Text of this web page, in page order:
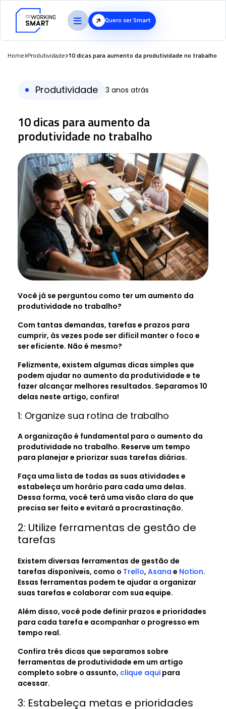
Quero ser Smart
Home Produtividade 10 dicas para aumento da produtividade no trabalho
Produtividade 3 anos atrás
10 dicas para aumento da
produtividade no trabalho
Você já se perguntou como ter um aumento da
produtividade no trabalho?
Com tantas demandas, tarefas e prazos para
cumprir, às vezes pode ser difícil manter o foco e
ser eficiente. Não é mesmo?
Felizmente, existem algumas dicas simples que
podem ajudar no aumento da produtividade e te
fazer alcançar melhores resultados. Separamos 10
delas neste artigo, confira!
1: Organize sua rotina de trabalho
A organização é fundamental para o aumento da
produtividade no trabalho. Reserve um tempo
para planejar e priorizar suas tarefas diárias.
Faça uma lista de todas as suas atividades e
estabeleça um horário para cada uma delas.
Dessa forma, você terá uma visão clara do que
precisa ser feito e evitará a procrastinação.
2: Utilize ferramentas de gestão de
tarefas
Existem diversas ferramentas de gestão de
tarefas disponíveis, como o Trello, Asana e Notion.
Essas ferramentas podem te ajudar a organizar
suas tarefas e colaborar com sua equipe.
Além disso, você pode definir prazos e prioridades
para cada tarefa e acompanhar o progresso em
tempo real.
Confira três dicas que separamos sobre
ferramentas de produtividade em um artigo
completo sobre o assunto, clique aqui para
acessar.
3: Estabeleça metas e prioridades